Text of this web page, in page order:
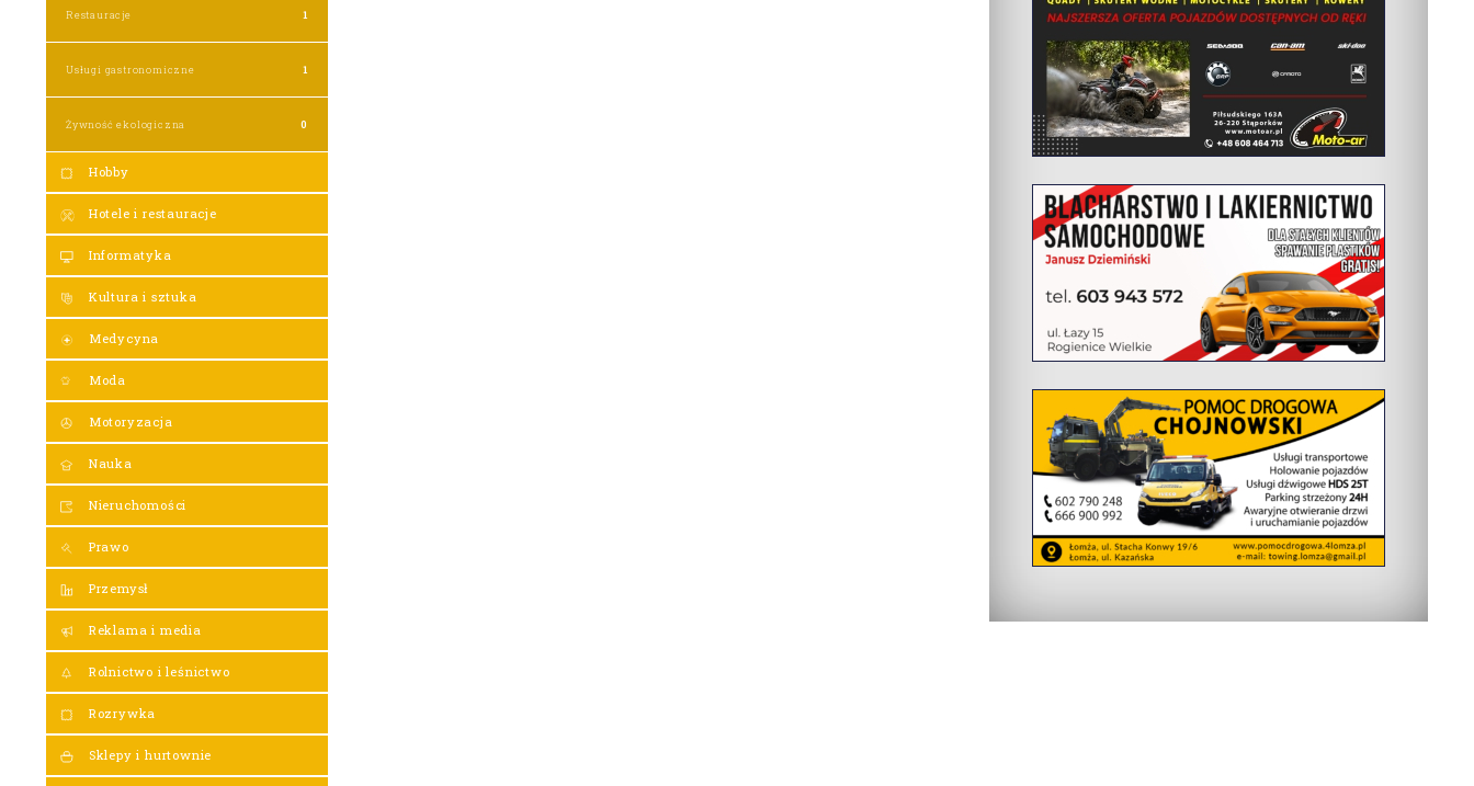
Restauracje 1
Usługi gastronomiczne 1
Żywność ekologiczna 0
Hobby
Hotele i restauracje
Informatyka
Kultura i sztuka
Medycyna
Moda
Motoryzacja
Nauka
Nieruchomości
Prawo
Przemysł
Reklama i media
Rolnictwo i leśnictwo
Rozrywka
Sklepy i hurtownie